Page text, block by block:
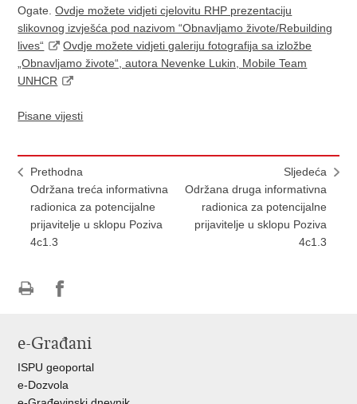
Ogate.Ovdje možete vidjeti cjelovitu RHP prezentaciju
slikovnog izvješća pod nazivom “Obnavljamo živote/Rebuilding
lives“
Ovdje možete vidjeti galeriju fotografija sa izložbe
„Obnavljamo živote“, autora Nevenke Lukin, Mobile Team
UNHCR
Pisane vijesti
Prethodna
Održana treća informativna
radionica za potencijalne
prijavitelje u sklopu Poziva
4c1.3
Sljedeća
Održana druga informativna
radionica za potencijalne
prijavitelje u sklopu Poziva
4c1.3
FacebookuTwitteru
e-Građani
ISPU geoportal
e-Dozvola